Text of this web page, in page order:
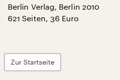
Berlin Verlag, Berlin 2010
621 Seiten, 36 Euro
Zur Startseite